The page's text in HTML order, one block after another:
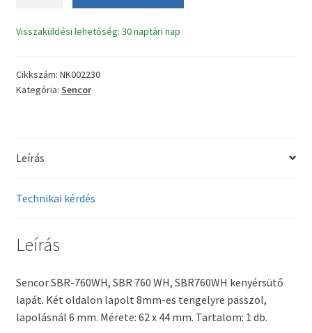
kenyérsütő
mennyiség
Visszaküldési lehetőség: 30 naptári nap
Cikkszám: NK002230
Kategória: Sencor
Leírás
Technikai kérdés
Leírás
Sencor SBR-760WH, SBR 760 WH, SBR760WH kenyérsütő
lapát. Két oldalon lapolt 8mm-es tengelyre passzol,
lapolásnál 6 mm. Mérete: 62 x 44 mm. Tartalom: 1 db.